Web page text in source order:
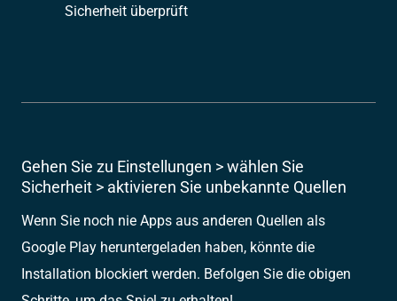
Sicherheit überprüft
Gehen Sie zu Einstellungen > wählen Sie
Sicherheit > aktivieren Sie unbekannte Quellen
Wenn Sie noch nie Apps aus anderen Quellen als
Google Play heruntergeladen haben, könnte die
Installation blockiert werden. Befolgen Sie die obigen